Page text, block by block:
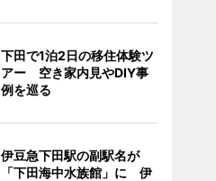
下田で1泊2日の移住体験ツ
アー 空き家内見やDIY事
例を巡る
伊豆急下田駅の副駅名が
「下田海中水族館」に 伊